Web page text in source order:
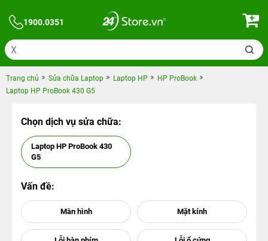
1900.0351
Trang chủ Sửa chữa Laptop Laptop HP
HP ProBook
Laptop HP ProBook 430 G5
Chọn dịch vụ sửa chữa:
Laptop HP ProBook 430
G5
Vấn đề: